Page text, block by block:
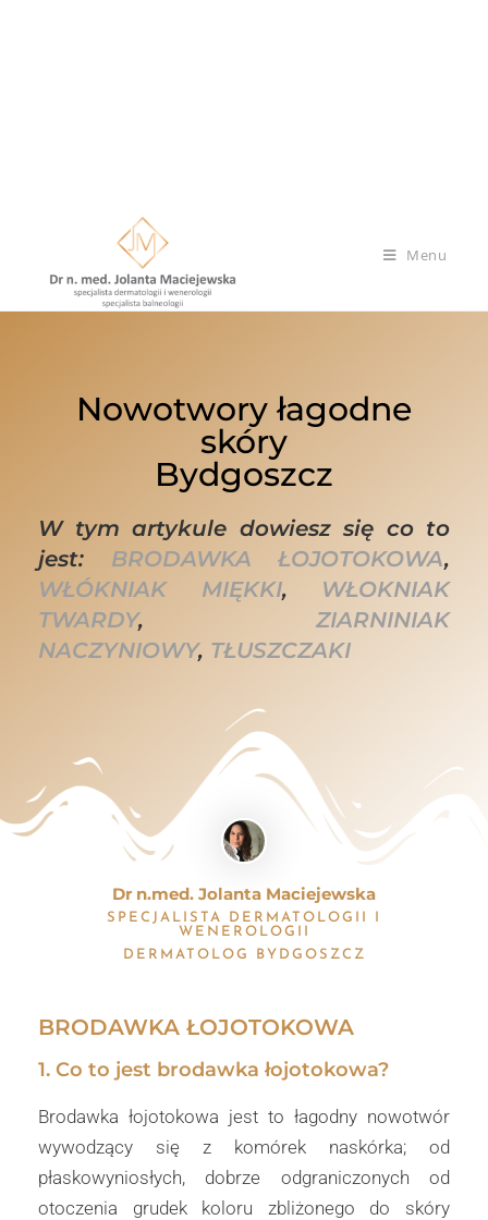
Menu
Nowotwory łagodne
skóry
Bydgoszcz
W tym artykule dowiesz się co to
jest: BRODAWKA ŁOJOTOKOWA,
WŁÓKNIAK MIĘKKI, WŁOKNIAK
TWARDY, ZIARNINIAK
NACZYNIOWY, TŁUSZCZAKI
Dr n.med. Jolanta Maciejewska
SPECJALISTA DERMATOLOGII I
WENEROLOGII
DERMATOLOG BYDGOSZCZ
BRODAWKA ŁOJOTOKOWA
1. Co to jest brodawka łojotokowa?
Brodawka łojotokowa jest to łagodny nowotwór
wywodzący się z komórek naskórka; od
płaskowyniosłych, dobrze odgraniczonych od
otoczenia grudek koloru zbliżonego do skóry